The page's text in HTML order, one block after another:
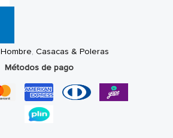
Hombre, Casacas & Poleras
Métodos de pago